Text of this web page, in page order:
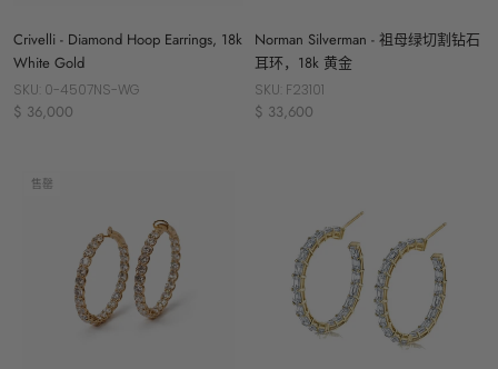
Crivelli - Diamond Hoop Earrings, 18k
White Gold
SKU: 0-4507NS-WG
$ 36,000
Norman Silverman - 祖母绿切割钻石
耳环，18k 黄金
SKU: F23101
$ 33,600
售罄